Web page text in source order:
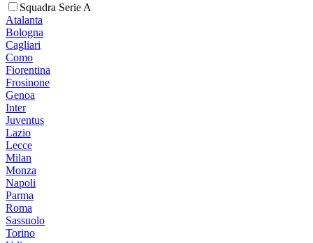
Squadra Serie A
Atalanta
Bologna
Cagliari
Como
Fiorentina
Frosinone
Genoa
Inter
Juventus
Lazio
Lecce
Milan
Monza
Napoli
Parma
Roma
Sassuolo
Torino